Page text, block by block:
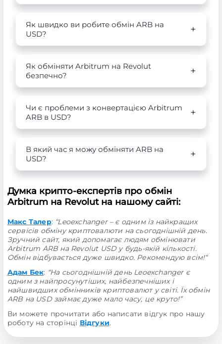
Як швидко ви робите обмін ARB на
USD?
Як обміняти Arbitrum на Revolut
безпечно?
Чи є проблеми з конвертацією Arbitrum
ARB в USD?
В який час я можу обміняти ARB на
USD?
Думка крипто-експертів про обмін
Arbitrum на Revolut на нашому сайті:
Макс Талер: “Leoexchanger – є одним із найкращих
сервісів обміну криптовалюти на сьогоднішній день.
Зручний сайт, який допомагає людям обмінювати
Arbitrum ARB на Revolut USD у будь-якій кількості.
Обмін відбувається дуже швидко. Рекомендую всім!“
Адам Бек: “На сьогоднішній день Leoexchanger є
одним з найпросунутіших, найбезпечніших і
найшвидших обмінників криптовалют у світі. Їх обмін
ARB на USD займає дуже мало часу, це круто!”
Ви можете прочитати або написати відгук про нашу
роботу на сторінці Відгуки.